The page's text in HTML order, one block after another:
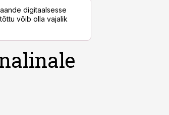
digitaalsesse
võib olla vajalik